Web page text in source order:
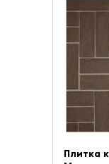
Плитка